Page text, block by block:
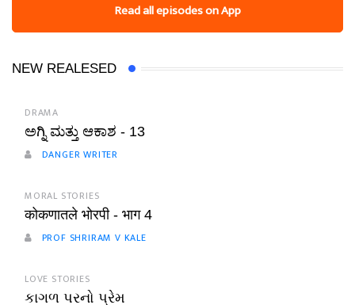
Read all episodes on App
NEW REALESED
DRAMA
ಅಗ್ನಿ ಮತ್ತು ಆಕಾಶ - 13
DANGER WRITER
MORAL STORIES
कोकणातले भोरपी - भाग 4
PROF SHRIRAM V KALE
LOVE STORIES
કાગળ પરનો પ્રેમ